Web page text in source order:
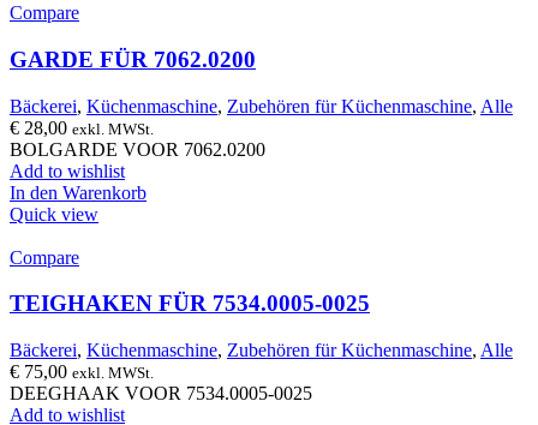
Compare
GARDE FÜR 7062.0200
Bäckerei, Küchenmaschine, Zubehören für Küchenmaschine, Alle
€ 28,00 exkl. MWSt.
BOLGARDE VOOR 7062.0200
Add to wishlist
In den Warenkorb
Quick view
Compare
TEIGHAKEN FÜR 7534.0005-0025
Bäckerei, Küchenmaschine, Zubehören für Küchenmaschine, Alle
€ 75,00 exkl. MWSt.
DEEGHAAK VOOR 7534.0005-0025
Add to wishlist